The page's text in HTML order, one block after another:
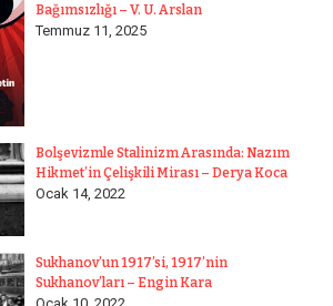
Bağımsızlığı – V. U. Arslan
Temmuz 11, 2025
Bolşevizmle Stalinizm Arasında: Nazım
Hikmet’in Çelişkili Mirası – Derya Koca
Ocak 14, 2022
Sukhanov’un 1917’si, 1917’nin
Sukhanov’ları – Engin Kara